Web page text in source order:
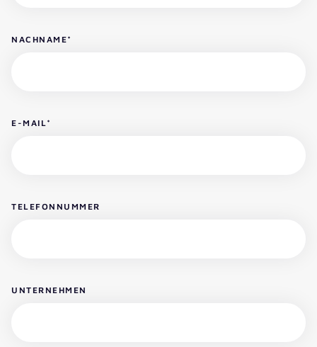
NACHNAME*
E-MAIL *
TELEFONNUMMER
UNTERNEHMEN